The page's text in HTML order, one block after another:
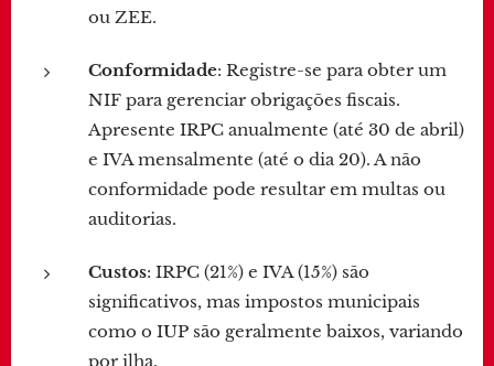
ou ZEE.
Conformidade: Registre-se para obter um
NIF para gerenciar obrigações fiscais.
Apresente IRPC anualmente (até 30 de abril)
e IVA mensalmente (até o dia 20). A não
conformidade pode resultar em multas ou
auditorias.
Custos: IRPC (21%) e IVA (15%) são
significativos, mas impostos municipais
como o IUP são geralmente baixos, variando
por ilha.